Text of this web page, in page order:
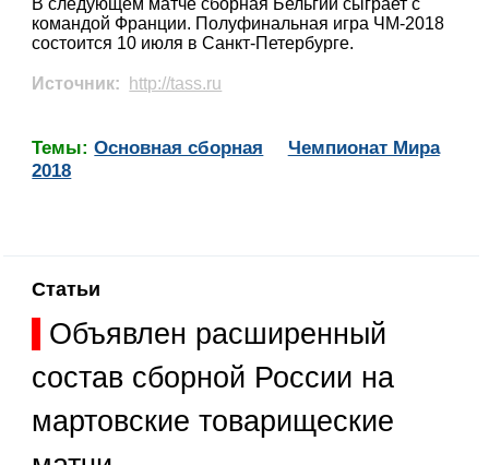
командой Франции. Полуфинальная игра ЧМ-2018
состоится 10 июля в Санкт-Петербурге.
Источник: http://tass.ru
Темы:Основная сборная
Чемпионат Мира
2018
Статьи
Объявлен расширенный
состав сборной России на
мартовские товарищеские